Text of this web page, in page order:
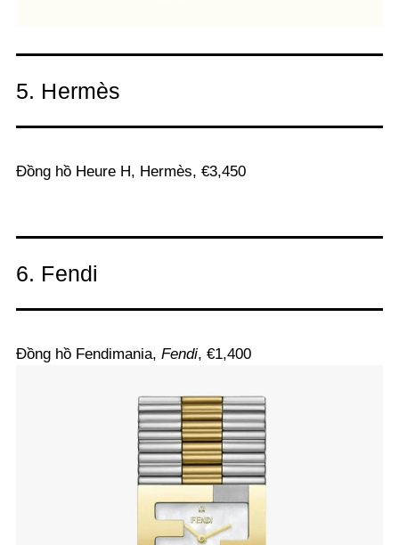
5. Hermès
Đồng hồ Heure H, Hermès, €3,450
6. Fendi
Đồng hồ Fendimania, Fendi, €1,400